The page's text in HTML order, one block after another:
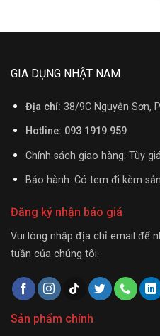
GIA DỤNG NHẬT NAM
Địa chỉ: 38/9C Nguyễn Sơn,
Hotline: 093 1919 959
Chính sách giao hàng: Tùy
Bảo hành: Có tem đi kèm
Đăng ký nhận báo giá
Vui lòng nhập địa chỉ email để
tuần của chúng tôi:
Sản phẩm chính